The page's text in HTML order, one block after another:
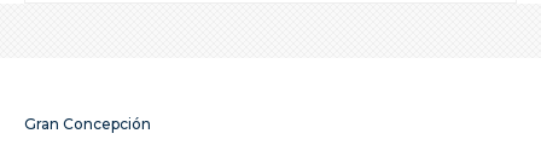
Gran Concepción